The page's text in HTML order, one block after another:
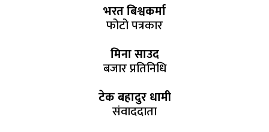
भरत बिश्वकर्मा
फोटो पत्रकार
मिना साउद
बजार प्रतिनिधि
टेक बहादुर धामी
संवाददाता